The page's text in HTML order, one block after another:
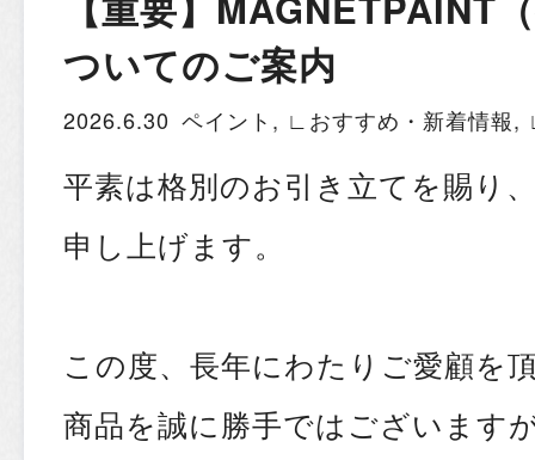
ついてのご案内
2026.6.30 ペイント , ∟おすすめ・新着情報,
平素は格別のお引き立てを賜り
申し上げます。
この度、長年にわたりご愛顧を
商品を誠に勝手ではございます